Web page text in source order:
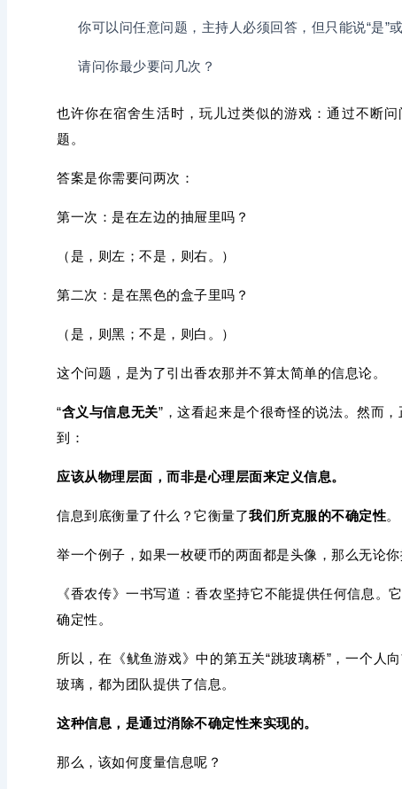
你可以问任意问题，主持人必须回答，但只能说“是”或
请问你最少要问几次？
也许你在宿舍生活时，玩儿过类似的游戏：通过不断
题。
答案是你需要问两次：
第一次：是在左边的抽屉里吗？
（是，则左；不是，则右。）
第二次：是在黑色的盒子里吗？
（是，则黑；不是，则白。）
这个问题，是为了引出香农那并不算太简单的信息论。
“含义与信息无关”，这看起来是个很奇怪的说法。然而
到：
应该从物理层面，而非是心理层面来定义信息。
信息到底衡量了什么？它衡量了我们所克服的不确定性。
举一个例子，如果一枚硬币的两面都是头像，那么无论
《香农传》一书写道：香农坚持它不能提供任何信息。
确定性。
所以，在《鱿鱼游戏》中的第五关“跳玻璃桥”，一个人
玻璃，都为团队提供了信息。
这种信息，是通过消除不确定性来实现的。
那么，该如何度量信息呢？